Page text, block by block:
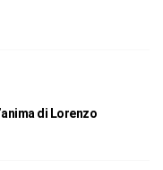
di Lorenzo